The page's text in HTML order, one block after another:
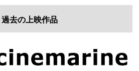
過去の上映作品